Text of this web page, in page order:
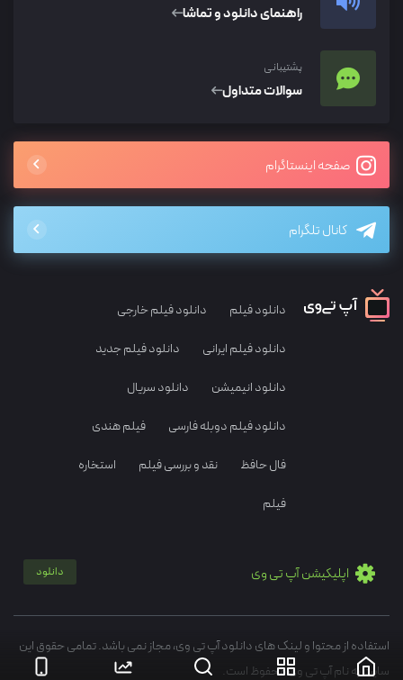
راهنمای دانلود و تماشا
پشتیبانی
سوالات متداول
صفحه اینستاگرام
کانال تلگرام
دانلود فیلم دانلود فیلم خارجی
دانلود فیلم ایرانی دانلود فیلم جدید
دانلود انیمیشن دانلود سریال
دانلود فیلم دوبله فارسی فیلم هندی
فال حافظ نقد و بررسی فیلم استخاره
فیلم
اپلیکیشن آپ تی وی دانلود
استفاده از محتوا و لینک های دانلود آپ تی وی، مجاز نمی باشد. تمامی حقوق این
سایت به نام آپ تی وی محفوظ است.